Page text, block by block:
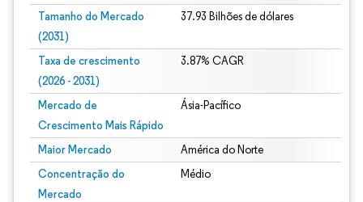
Tamanho do Mercado
(2031)
37.93 Bilhões de dólares
Taxa de crescimento
(2026 - 2031)
3.87% CAGR
Mercado de
Crescimento Mais Rápido
Ásia-Pacífico
Maior Mercado América do Norte
Concentração do
Mercado
Médio